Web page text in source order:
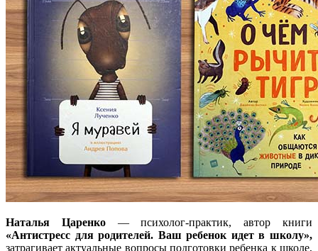
Наталья Царенко— психолог-практик, автор книги
«Антистресс для родителей. Ваш ребенок идет в школу»,
затрагивает актуальные вопросы подготовки ребенка к школе,